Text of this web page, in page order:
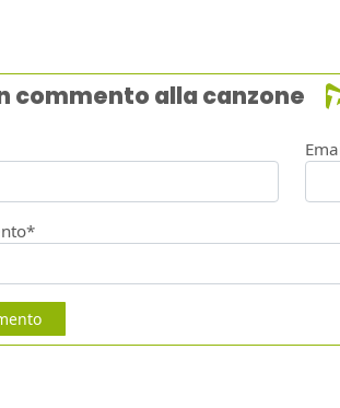
commento alla canzone